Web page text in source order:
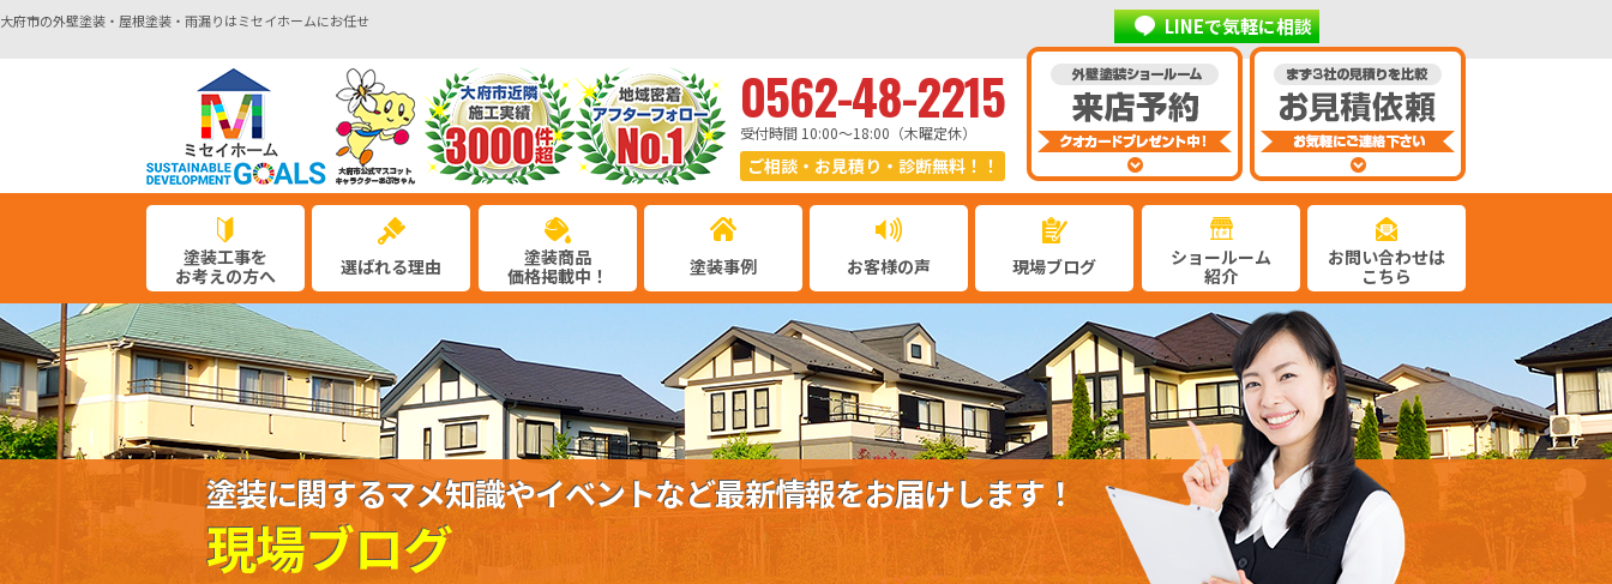
大府市の外壁塗装・屋根塗装・雨漏りはミセイホームにお任せ LINEで気軽に相談
0562-48-2215
受付時間 10:00〜18:00（木曜定休）
ご相談・お見積り・診断無料！！
塗装工事を
お考えの方へ
選ばれる理由
塗装商品
価格掲載中！
塗装事例 お客様の声 現場ブログ
ショールーム
紹介
お問い合わせは
こちら
塗装に関するマメ知識やイベントなど最新情報をお届けします！
現場ブログ